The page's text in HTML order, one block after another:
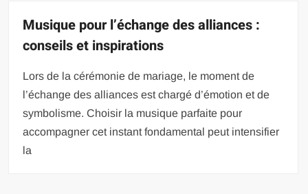
Musique pour l’échange des alliances :
conseils et inspirations
Lors de la cérémonie de mariage, le moment de
l’échange des alliances est chargé d’émotion et de
symbolisme. Choisir la musique parfaite pour
accompagner cet instant fondamental peut intensifier
la